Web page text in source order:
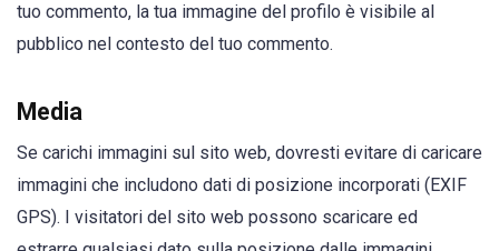
tuo commento, la tua immagine del profilo è visibile al
pubblico nel contesto del tuo commento.
Media
Se carichi immagini sul sito web, dovresti evitare di caricare
immagini che includono dati di posizione incorporati (EXIF
GPS). I visitatori del sito web possono scaricare ed